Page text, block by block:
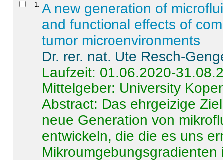
1
A new generation of
and functional effects of
tumor microenvironments
Dr. rer. nat. Ute Resch-
Laufzeit: 01.06.2020-
Mittelgeber: University
Abstract: Das ehrgeizige
neue Generation von
entwickeln, die die es uns
Mikroumgebungsgradienten